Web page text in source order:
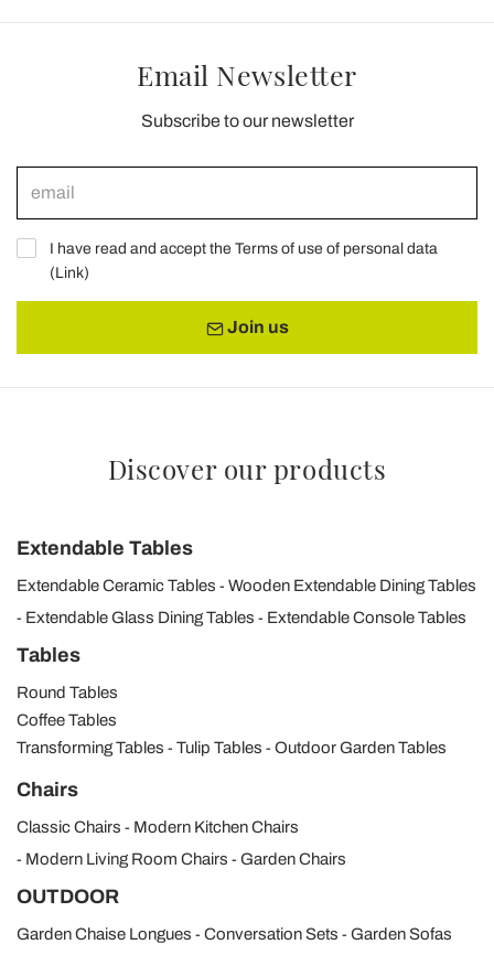
Email Newsletter
Subscribe to our newsletter
I have read and accept the Terms of use of personal data
(Link)
Join us
Discover our products
Extendable Tables
Extendable Ceramic Tables
Wooden Extendable Dining Tables
Extendable Glass Dining Tables
Extendable Console Tables
Tables
Round Tables
Coffee Tables
Transforming Tables
Tulip Tables Outdoor Garden Tables
Chairs
Classic Chairs
Modern Kitchen Chairs
Modern Living Room Chairs
Garden Chairs
OUTDOOR
Garden Chaise Longues Conversation Sets
Garden Sofas